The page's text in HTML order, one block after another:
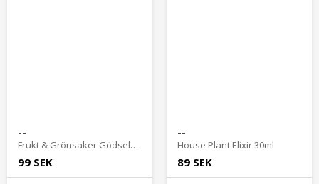
--
Frukt & Grönsaker Gödselmedel 500ml
99 SEK
--
House Plant Elixir 30ml
89 SEK